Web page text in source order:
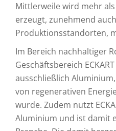
Mittlerweile wird mehr
erzeugt, zunehmend
Produktionsstandorten,
Im Bereich nachhaltiger
Geschäftsbereich
ausschließlich
von regenerativen
wurde. Zudem nutzt
Aluminium und ist damit